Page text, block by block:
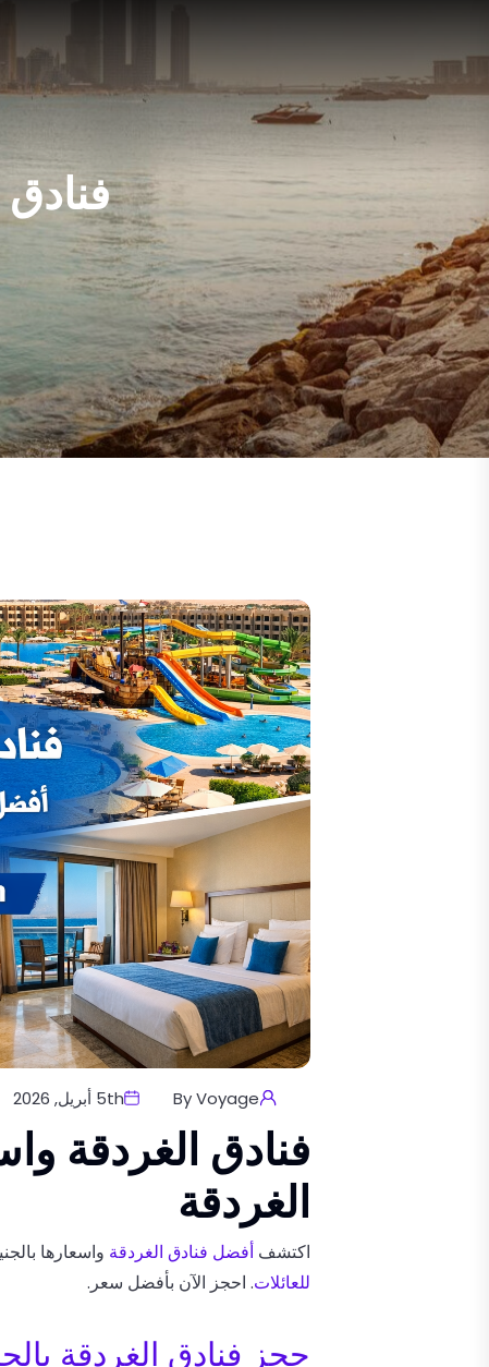
By Voyage 5th أبريل, 2026
فنادق الغردقة
الغردقة
اكتشف أفضل فنادق الغردقة واسعارها
للعائلات. احجز الآن بأفضل سعر.
حجز فنادق الغردقة